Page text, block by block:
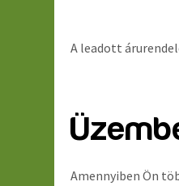
A leadott
Amennyiben Ön